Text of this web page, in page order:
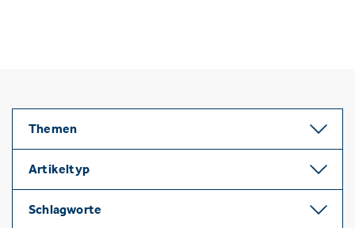
Themen
Artikeltyp
Schlagworte